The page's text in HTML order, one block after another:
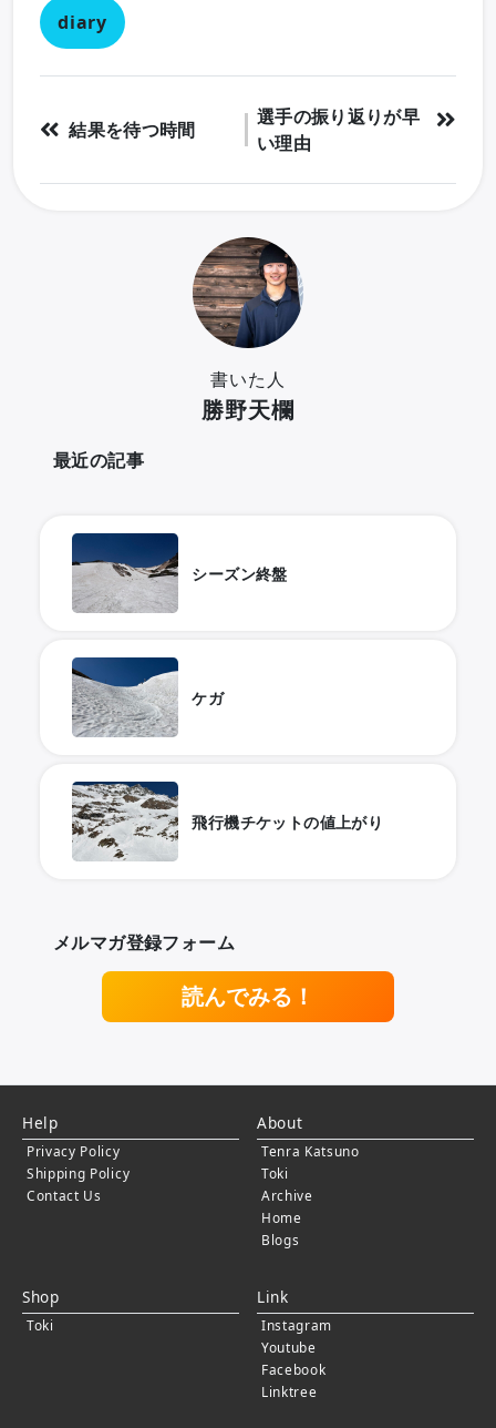
diary
結果を待つ時間
選手の振り返りが早
い理由
書いた人
勝野天欄
最近の記事
シーズン終盤
ケガ
飛行機チケットの値上がり
メルマガ登録フォーム
読んでみる！
Help
Privacy Policy
Shipping Policy
Contact Us
About
Tenra Katsuno
Toki
Archive
Home
Blogs
Shop
Toki
Link
Instagram
Youtube
Facebook
Linktree